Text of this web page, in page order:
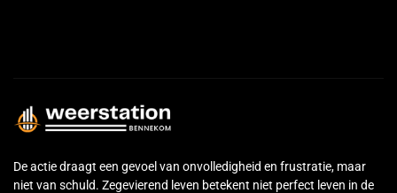
De actie draagt een gevoel van onvolledigheid en frustratie, maar
niet van schuld. Zegevierend leven betekent niet perfect leven in de